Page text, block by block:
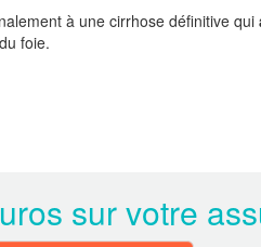
à une cirrhose définitive qui
foie.
sur votre